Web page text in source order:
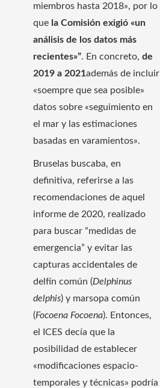
miembros hasta 2018», por lo
que la Comisión exigió «un
análisis de los datos más
recientes»”. En concreto, de
2019 a 2021además de incluir
«soempre que sea posible»
datos sobre «seguimiento en
el mar y las estimaciones
basadas en varamientos».
Bruselas buscaba, en
definitiva, referirse a las
recomendaciones de aquel
informe de 2020, realizado
para buscar “medidas de
emergencia” y evitar las
capturas accidentales de
delfín común (Delphinus
delphis) y marsopa común
(Focoena Focoena). Entonces,
el ICES decía que la
posibilidad de establecer
«modificaciones espacio-
temporales y técnicas» podría